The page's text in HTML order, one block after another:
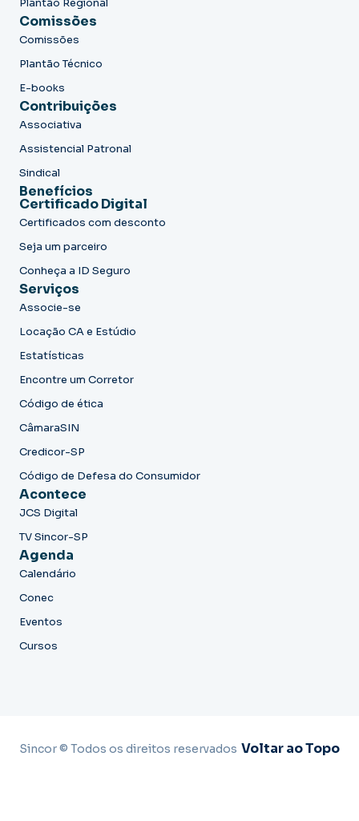
Comissões
Comissões
Plantão Técnico
E-books
Contribuições
Associativa
Assistencial Patronal
Sindical
Benefícios
Certificado Digital
Certificados com desconto
Seja um parceiro
Conheça a ID Seguro
Serviços
Associe-se
Locação CA e Estúdio
Estatísticas
Encontre um Corretor
Código de ética
CâmaraSIN
Credicor-SP
Código de Defesa do Consumidor
Acontece
JCS Digital
TV Sincor-SP
Agenda
Calendário
Conec
Eventos
Cursos
Sincor © Todos os direitos reservados Voltar ao Topo